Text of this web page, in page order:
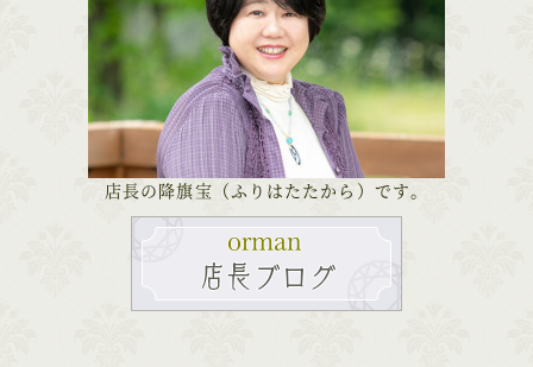
店長の降旗宝（ふりはたたから）です。